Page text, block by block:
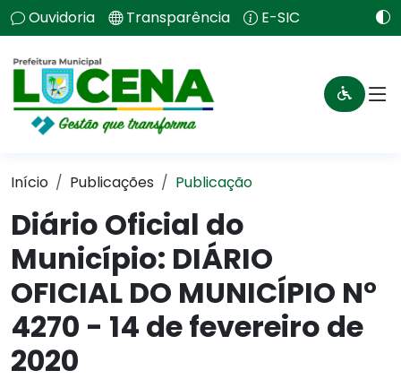
Ouvidoria Transparência E-SIC
Início Publicações Publicação
Diário Oficial do
Município: DIÁRIO
OFICIAL DO MUNICÍPIO N°
4270 - 14 de fevereiro de
2020